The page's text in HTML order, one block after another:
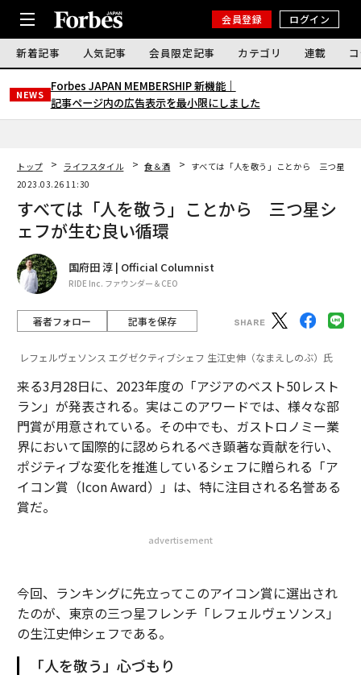
会員登録 ログイン
新着記事 人気記事 会員限定記事 カテゴリ 連載
NEWS
Forbes JAPAN MEMBERSHIP 新機能｜
記事ページ内の広告表示を最小限にしました
トップ ライフスタイル 食＆酒
すべては「人を敬う」ことから 三つ星シ
2023.03.26 11:30
すべては「人を敬う」ことから 三つ星シ
ェフが生む良い循環
国府田 淳 | Official Columnist
RIDE Inc. ファウンダー＆CEO
著者フォロー 記事を保存
レフェルヴェソンス エグゼクティブシェフ 生江史伸（なまえしのぶ）氏
来る3月28日に、2023年度の「アジアのベスト50レスト
ラン」が発表される。実はこのアワードでは、様々な部
門賞が用意されている。その中でも、ガストロノミー業
界において国際的に認められるべき顕著な貢献を行い、
ポジティブな変化を推進しているシェフに贈られる「ア
イコン賞（Icon Award）」は、特に注目される名誉ある
賞だ。
advertisement
今回、ランキングに先立ってこのアイコン賞に選出され
たのが、東京の三つ星フレンチ「レフェルヴェソンス」
の生江史伸シェフである。
「人を敬う」心づもり